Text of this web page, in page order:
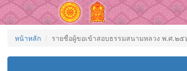
หน้าหลัก รายชื่อผู้ขอเข้าสอบธรรมสนามหลวง พ.ศ.๒